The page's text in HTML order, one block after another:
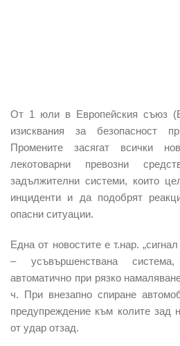
От 1 юли в Европейския съюз
изисквания за безопасност
Промените засягат всички
лекотоварни превозни
задължителни системи, които
инциденти и да подобрят
опасни ситуации.
Една от новостите е т.нар.
– усъвършенствана
автоматично при рязко
ч. При внезапно спиране
предупреждение към колите зад
от удар отзад.